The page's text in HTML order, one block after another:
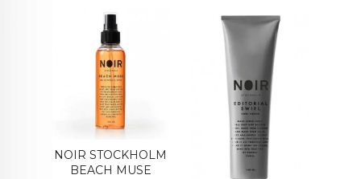
NOIR STOCKHOLM
BEACH MUSE